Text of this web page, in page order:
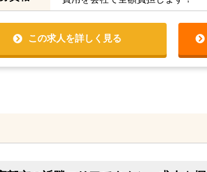
募資格
普通自動車免許を取得後3年以上
可）☆タクシー未経験者歓迎！2
用を会社で全額負担します！